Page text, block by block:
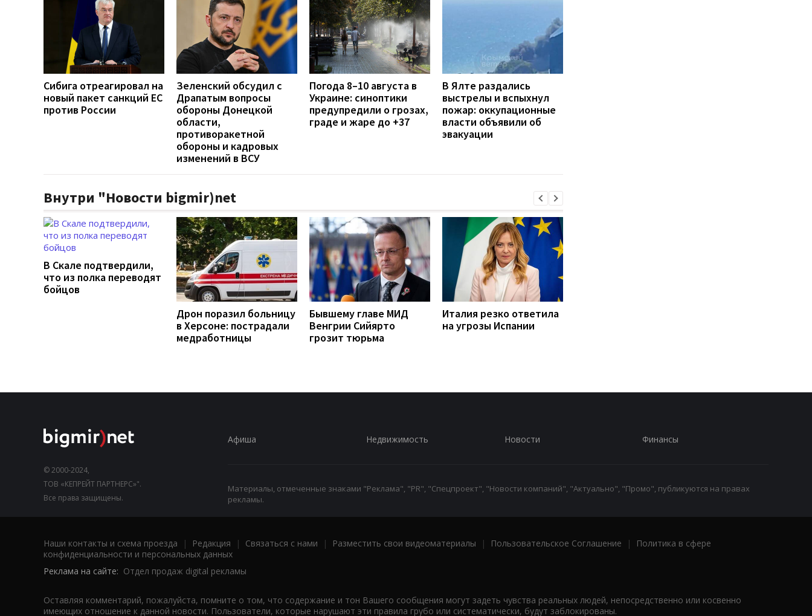
Сибига отреагировал на
новый пакет санкций ЕС
против России
Зеленский обсудил с
Драпатым вопросы
обороны Донецкой
области,
противоракетной
обороны и кадровых
изменений в ВСУ
Погода 8–10 августа в
Украине: синоптики
предупредили о грозах,
граде и жаре до +37
В Ялте раздались
выстрелы и вспыхнул
пожар: оккупационные
власти объявили об
эвакуации
Внутри "Новости bigmir)net
В Скале подтвердили,
что из полка переводят
бойцов
Дрон поразил больницу
в Херсоне: пострадали
медработницы
Бывшему главе МИД
Венгрии Сийярто
грозит тюрьма
Италия резко ответила
на угрозы Испании
© 2000-2024,
ТОВ «КЕПРЕЙТ ПАРТНЕРС»".
Все права защищены.
Афиша Недвижимость Новости Финансы
Материалы, отмеченные знаками "Реклама", "PR", "Спецпроект", "Новости компаний", "Актуально", "Промо", публикуются на правах
рекламы.
Наши контакты и схема проезда | Редакция | Связаться с нами | Разместить свои видеоматериалы | Пользовательское Соглашение |
Политика в сфере
конфиденциальности и персональных данных
Реклама на сайте: Отдел продаж digital рекламы
Оставляя комментарий, пожалуйста, помните о том, что содержание и тон Вашего сообщения могут задеть чувства реальных людей, непосредственно или косвенно
имеющих отношение к данной новости. Пользователи, которые нарушают эти правила грубо или систематически, будут заблокированы.